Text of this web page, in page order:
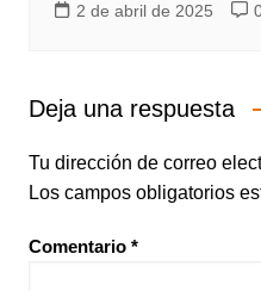
2 de abril de 2025
Deja una respuesta
Tu dirección de correo
Los campos obligatorios
Comentario *